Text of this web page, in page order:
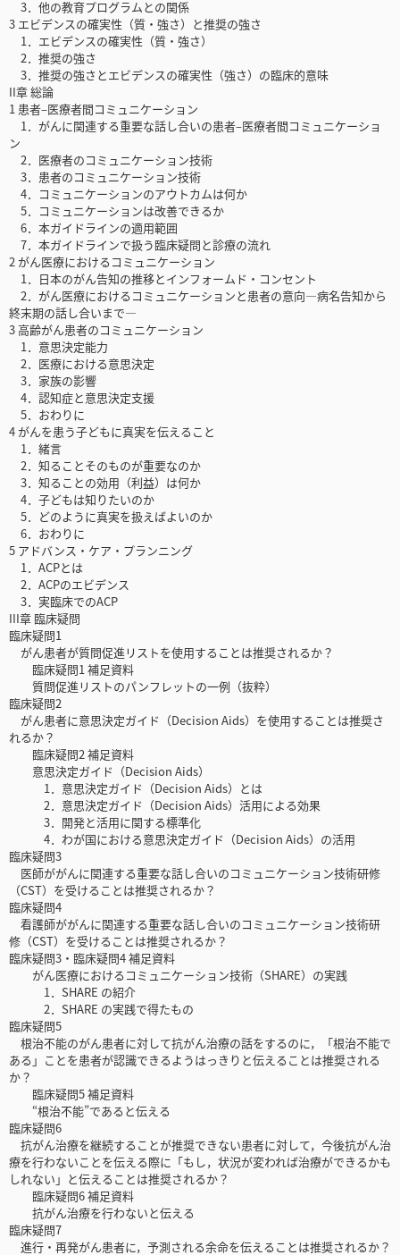
3．他の教育プログラムとの関係
3 エビデンスの確実性（質・強さ）と推奨の強さ
1．エビデンスの確実性（質・強さ）
2．推奨の強さ
3．推奨の強さとエビデンスの確実性（強さ）の臨床的意味
II章 総論
1 患者‒医療者間コミュニケーション
1．がんに関連する重要な話し合いの患者‒医療者間コミュニケーショ
ン
2．医療者のコミュニケーション技術
3．患者のコミュニケーション技術
4．コミュニケーションのアウトカムは何か
5．コミュニケーションは改善できるか
6．本ガイドラインの適用範囲
7．本ガイドラインで扱う臨床疑問と診療の流れ
2 がん医療におけるコミュニケーション
1．日本のがん告知の推移とインフォームド・コンセント
2．がん医療におけるコミュニケーションと患者の意向―病名告知から
終末期の話し合いまで―
3 高齢がん患者のコミュニケーション
1．意思決定能力
2．医療における意思決定
3．家族の影響
4．認知症と意思決定支援
5．おわりに
4 がんを患う子どもに真実を伝えること
1．緒言
2．知ることそのものが重要なのか
3．知ることの効用（利益）は何か
4．子どもは知りたいのか
5．どのように真実を扱えばよいのか
6．おわりに
5 アドバンス・ケア・プランニング
1．ACPとは
2．ACPのエビデンス
3．実臨床でのACP
III章 臨床疑問
臨床疑問1
がん患者が質問促進リストを使用することは推奨されるか？
臨床疑問1 補足資料
質問促進リストのパンフレットの一例（抜粋）
臨床疑問2
がん患者に意思決定ガイド（Decision Aids）を使用することは推奨さ
れるか？
臨床疑問2 補足資料
意思決定ガイド（Decision Aids）
1．意思決定ガイド（Decision Aids）とは
2．意思決定ガイド（Decision Aids）活用による効果
3．開発と活用に関する標準化
4．わが国における意思決定ガイド（Decision Aids）の活用
臨床疑問3
医師ががんに関連する重要な話し合いのコミュニケーション技術研修
（CST）を受けることは推奨されるか？
臨床疑問4
看護師ががんに関連する重要な話し合いのコミュニケーション技術研
修（CST）を受けることは推奨されるか？
臨床疑問3・臨床疑問4 補足資料
がん医療におけるコミュニケーション技術（SHARE）の実践
1．SHARE の紹介
2．SHARE の実践で得たもの
臨床疑問5
根治不能のがん患者に対して抗がん治療の話をするのに，「根治不能で
ある」ことを患者が認識できるようはっきりと伝えることは推奨される
か？
臨床疑問5 補足資料
“根治不能”であると伝える
臨床疑問6
抗がん治療を継続することが推奨できない患者に対して，今後抗がん治
療を行わないことを伝える際に「もし，状況が変われば治療ができるかも
しれない」と伝えることは推奨されるか？
臨床疑問6 補足資料
抗がん治療を行わないと伝える
臨床疑問7
進行・再発がん患者に，予測される余命を伝えることは推奨されるか？